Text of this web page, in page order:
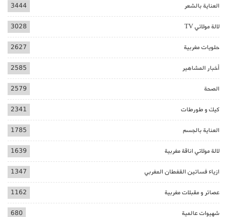
العناية بالشعر 3444
لالة مولاتي TV 3028
حلويات مغربية 2627
أخبار المشاهير 2585
الصحة 2579
كيك و طورطات 2341
العناية بالجسم 1785
لالة مولاتي اناقة مغربية 1639
ازياء فساتين القفطان المغربي 1347
عصائر و مقبلات مغربية 1162
شهيوات عالمية 680